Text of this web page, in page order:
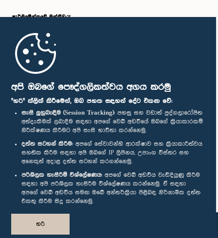
අපි ඔබගේ පෞද්ගලිකත්වය අගය කරමු
"හරි" ක්ලික් කිරීමෙන්, ඔබ පහත සඳහන් දේට එකඟ වේ:
සැසි ලුහුබැඳීම (Session Tracking): පහසු සහ වඩාත් පුද්ගලාරෝපිත
අත්දැකීමක් ලබාදීම සඳහා අපගේ වෙබ් අඩවියේ ඔබගේ ක්‍රියාකාරකම්
නිරීක්ෂණය කිරීමට අපි සැසි භාවිතා කරන්නෙමු.
දත්ත සටහන් කිරීම: අපගේ සේවාවන්හි ආරක්ෂාව සහ ක්‍රියාකාරීත්වය
සහතික කිරීම සඳහා අපි ඔබගේ IP ලිපිනය, උපාංග විස්තර සහ
අනෙකුත් අදාළ දත්ත සටහන් කරගන්නෙමු.
පරිශීලක හැසිරීම් විශ්ලේෂණය: අපගේ වෙබ් අඩවිය වැඩිදියුණු කිරීම
සඳහා අපි පරිශීලක හැසිරීම විශ්ලේෂණය කරන්නෙමු. ඒ සඳහා
අපගේ වෙබ් අඩවිය සමඟ ඔබේ අන්තර්ක්‍රියා පිළිබඳ නිර්නාමික දත්ත
එකතු කිරීම සිදු කරන්නෙමු.
හරි
පාර්ලි‌මේන්තුවේ මන්ත්‍රීවරු
මුල් පිටුව
පාර්ලිමේන්තු ජංගම යෙදුම
අප හා සම්බන්ධ වී සිටින්න :
සම්මාන
පෞද්ගලිකත්ව ප්‍රතිපත්තිය